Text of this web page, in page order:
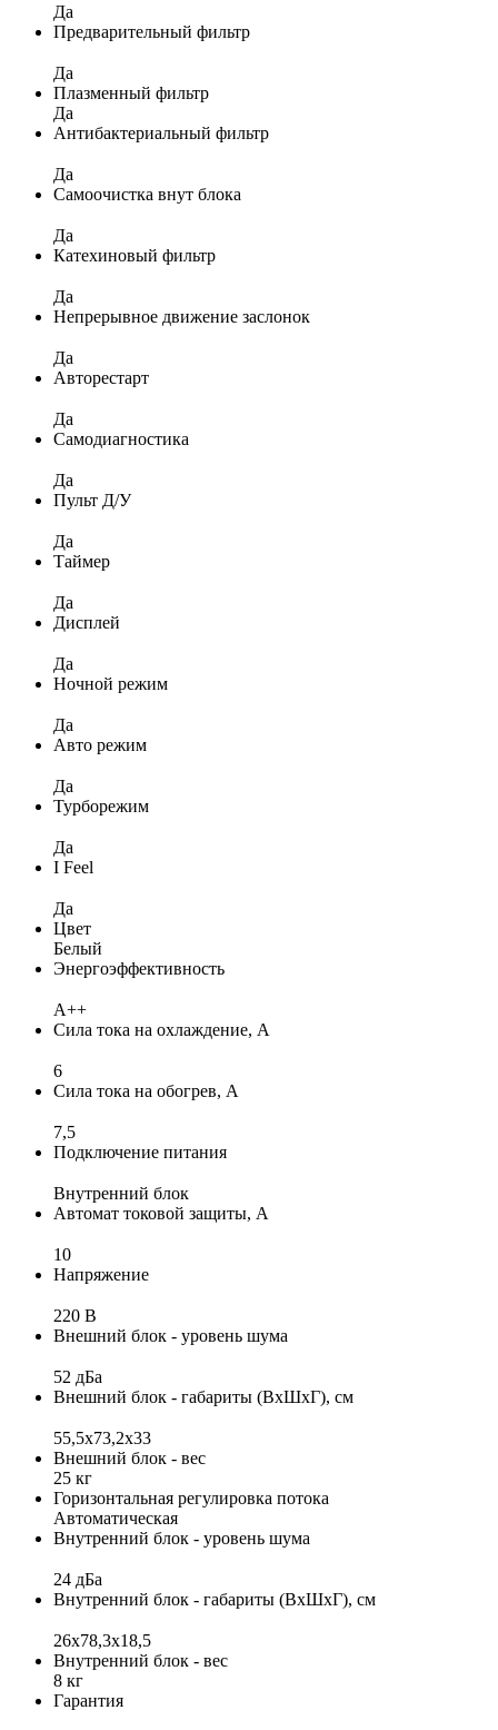
Да
Предварительный фильтр
Да
Плазменный фильтр
Да
Антибактериальный фильтр
Да
Самоочистка внут блока
Да
Катехиновый фильтр
Да
Непрерывное движение заслонок
Да
Авторестарт
Да
Самодиагностика
Да
Пульт Д/У
Да
Таймер
Да
Дисплей
Да
Ночной режим
Да
Авто режим
Да
Турборежим
Да
I Feel
Да
Цвет
Белый
Энергоэффективность
A++
Сила тока на охлаждение, А
6
Сила тока на обогрев, А
7,5
Подключение питания
Внутренний блок
Автомат токовой защиты, А
10
Напряжение
220 В
Внешний блок - уровень шума
52 дБа
Внешний блок - габариты (ВхШхГ), см
55,5x73,2x33
Внешний блок - вес
25 кг
Горизонтальная регулировка потока
Автоматическая
Внутренний блок - уровень шума
24 дБа
Внутренний блок - габариты (ВхШхГ), см
26х78,3х18,5
Внутренний блок - вес
8 кг
Гарантия